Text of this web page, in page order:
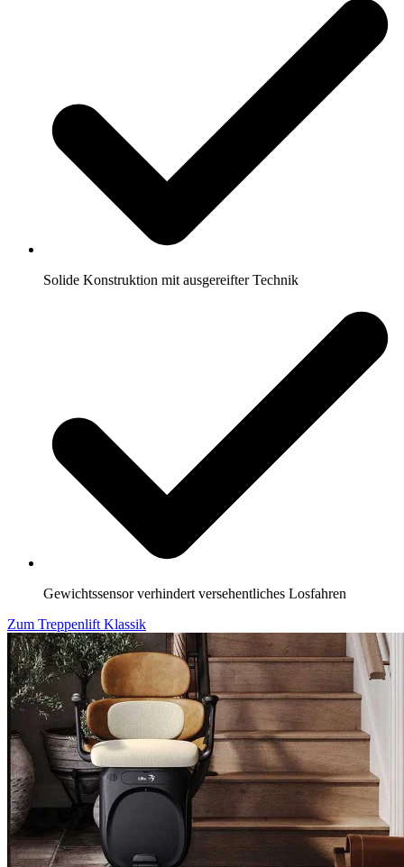
Solide Konstruktion mit ausgereifter Technik
Gewichtssensor verhindert versehentliches Losfahren
Zum Treppenlift Klassik